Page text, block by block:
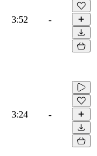
3:52 -
3:24 -